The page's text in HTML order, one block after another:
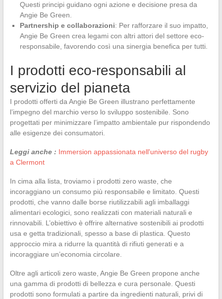
Questi principi guidano ogni azione e decisione presa da
Angie Be Green.
Partnership e collaborazioni: Per rafforzare il suo impatto,
Angie Be Green crea legami con altri attori del settore eco-
responsabile, favorendo così una sinergia benefica per tutti.
I prodotti eco-responsabili al
servizio del pianeta
I prodotti offerti da Angie Be Green illustrano perfettamente
l’impegno del marchio verso lo sviluppo sostenibile. Sono
progettati per minimizzare l’impatto ambientale pur rispondendo
alle esigenze dei consumatori.
Leggi anche : Immersion appassionata nell'universo del rugby
a Clermont
In cima alla lista, troviamo i prodotti zero waste, che
incoraggiano un consumo più responsabile e limitato. Questi
prodotti, che vanno dalle borse riutilizzabili agli imballaggi
alimentari ecologici, sono realizzati con materiali naturali e
rinnovabili. L’obiettivo è offrire alternative sostenibili ai prodotti
usa e getta tradizionali, spesso a base di plastica. Questo
approccio mira a ridurre la quantità di rifiuti generati e a
incoraggiare un’economia circolare.
Oltre agli articoli zero waste, Angie Be Green propone anche
una gamma di prodotti di bellezza e cura personale. Questi
prodotti sono formulati a partire da ingredienti naturali, privi di